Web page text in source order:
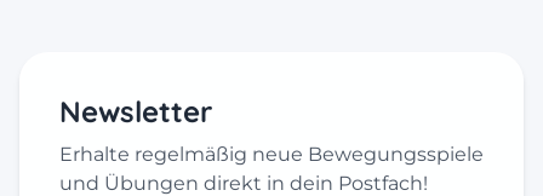
Newsletter
Erhalte regelmäßig neue Bewegungsspiele
und Übungen direkt in dein Postfach!